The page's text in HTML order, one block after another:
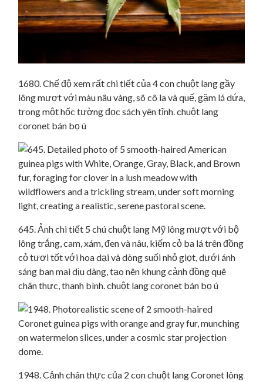
1680. Chế độ xem rất chi tiết của 4 con chuột lang gầy
lông mượt với màu nâu vàng, sô cô la và quế, gặm lá dứa,
trong một hốc tường đọc sách yên tĩnh. chuột lang
coronet bán bọ ú
645. Ảnh chi tiết 5 chú chuột lang Mỹ lông mượt với bộ
lông trắng, cam, xám, đen và nâu, kiếm cỏ ba lá trên đồng
cỏ tươi tốt với hoa dại và dòng suối nhỏ giọt, dưới ánh
sáng ban mai dịu dàng, tạo nên khung cảnh đồng quê
chân thực, thanh bình. chuột lang coronet bán bọ ú
1948. Cảnh chân thực của 2 con chuột lang Coronet lông